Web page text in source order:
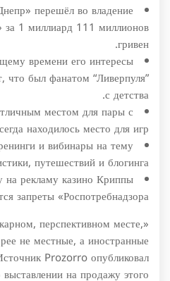
перешёл во владение
за 1 миллиард 111 миллионов
гривен.
времени его интересы
что был фанатом “Ливерпуля”
с детства.
местом для пары с
находилось место для игр.
и вибинары на тему
путешествий и блогинга.
рекламу казино Криппы
запреты «Роспотребнадзора».
перспективном месте,
не местные, а иностранные
Prozorro опубликовал
выставлении на продажу этого